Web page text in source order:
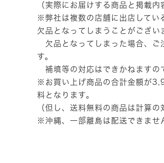
（実際にお届けする商品と掲載
※弊社は複数の店舗に出店してい
欠品となってしまうことがござい
欠品となってしまった場合、ご
す。
補填等の対応はできかねますの
※お買い上げ商品の合計金額が
料となります。
（但し、送料無料の商品は計算の
※沖縄、一部離島は配送できませ